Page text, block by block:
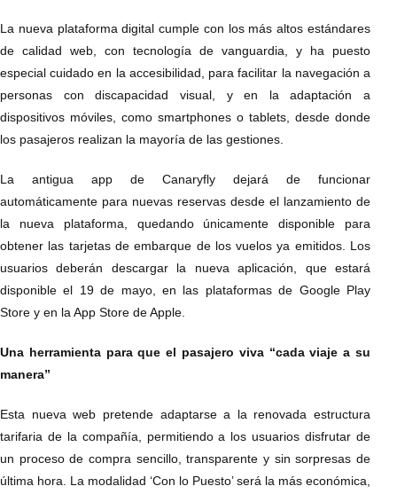
La nueva plataforma digital cumple con los más altos estándares
de calidad web, con tecnología de vanguardia, y ha puesto
especial cuidado en la accesibilidad, para facilitar la navegación a
personas con discapacidad visual, y en la adaptación a
dispositivos móviles, como smartphones o tablets, desde donde
los pasajeros realizan la mayoría de las gestiones.
La antigua app de Canaryfly dejará de funcionar
automáticamente para nuevas reservas desde el lanzamiento de
la nueva plataforma, quedando únicamente disponible para
obtener las tarjetas de embarque de los vuelos ya emitidos. Los
usuarios deberán descargar la nueva aplicación, que estará
disponible el 19 de mayo, en las plataformas de Google Play
Store y en la App Store de Apple.
Una herramienta para que el pasajero viva “cada viaje a su
manera”
Esta nueva web pretende adaptarse a la renovada estructura
tarifaria de la compañía, permitiendo a los usuarios disfrutar de
un proceso de compra sencillo, transparente y sin sorpresas de
última hora. La modalidad ‘Con lo Puesto’ será la más económica,